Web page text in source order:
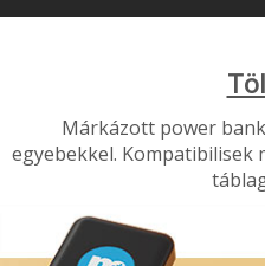
Márkázott power
egyebekkel. Kompatibilisek